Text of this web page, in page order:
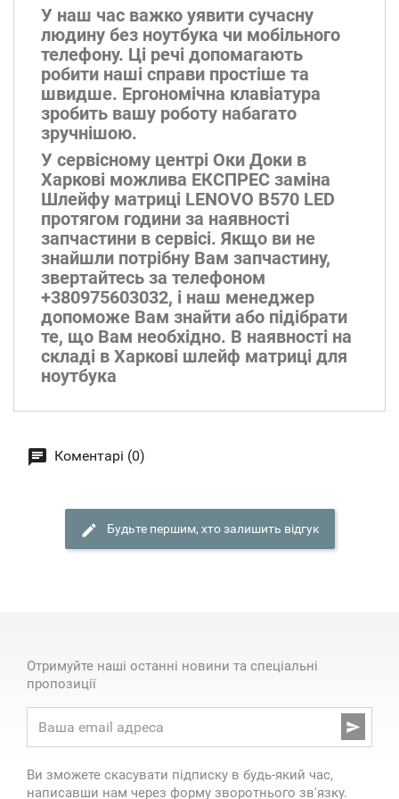
У наш час важко уявити сучасну
людину без ноутбука чи мобільного
телефону. Ці речі допомагають
робити наші справи простіше та
швидше. Ергономічна клавіатура
зробить вашу роботу набагато
зручнішою.
У сервісному центрі Оки Доки в
Харкові можлива ЕКСПРЕС заміна
Шлейфу матриці LENOVO B570 LED
протягом години за наявності
запчастини в сервісі. Якщо ви не
знайшли потрібну Вам запчастину,
звертайтесь за телефоном
+380975603032, і наш менеджер
допоможе Вам знайти або підібрати
те, що Вам необхідно. В наявності на
складі в Харкові шлейф матриці для
ноутбука
Коментарі (0)
Будьте першим, хто залишить відгук
Отримуйте наші останні новини та спеціальні
пропозиції

Ви зможете скасувати підписку в будь-який час,
написавши нам через форму зворотнього зв'язку.